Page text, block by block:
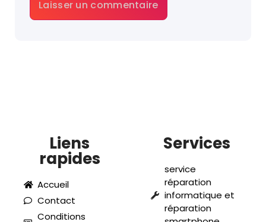
Liens
rapides
Accueil
Contact
Conditions
Services
service
réparation
informatique et
réparation